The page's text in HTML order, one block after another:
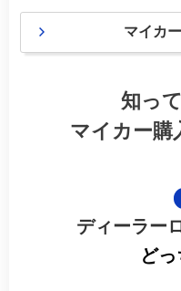
マイカ
知っ
マイカー購
ディーラー
ど